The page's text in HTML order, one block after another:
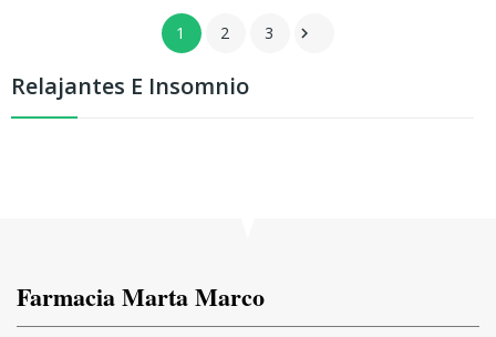
Relajantes E Insomnio
1 2 3 
Farmacia Marta Marco